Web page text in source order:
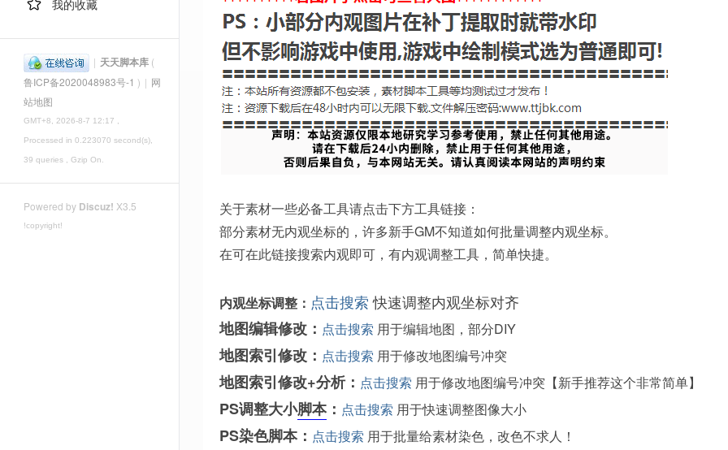
我的收藏
| 天天脚本库 (
鲁ICP备2020048983号-1 ) | 网
站地图
GMT+8, 2026-8-7 12:17 ,
Processed in 0.223070 second(s),
39 queries , Gzip On.
Powered by Discuz! X3.5
!copyright!
关于素材一些必备工具请点击下方工具链接：
部分素材无内观坐标的，许多新手GM不知道如何批量调整内观坐标。
在可在此链接搜索内观即可，有内观调整工具，简单快捷。
内观坐标调整： 点击搜索快速调整内观坐标对齐
地图编辑修改： 点击搜索 用于编辑地图，部分DIY
地图索引修改： 点击搜索 用于修改地图编号冲突
地图索引修改+分析： 点击搜索 用于修改地图编号冲突【新手推荐这个非常简单】
PS调整大小脚本： 点击搜索 用于快速调整图像大小
PS染色脚本： 点击搜索 用于批量给素材染色，改色不求人！